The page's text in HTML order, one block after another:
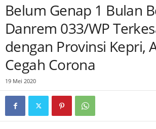
Belum Genap 1 Bulan
Danrem 033/WP
dengan Provinsi Kepri,
Cegah Corona
19 Mei 2020